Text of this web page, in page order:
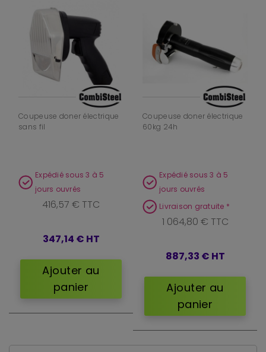
Coupeuse doner électrique
sans fil
Expédié sous 3 à 5
jours ouvrés
416,57 € TTC
347,14 € HT
Ajouter au
panier
Coupeuse doner électrique
60kg 24h
Expédié sous 3 à 5
jours ouvrés
Livraison gratuite *
1 064,80 € TTC
887,33 € HT
Ajouter au
panier